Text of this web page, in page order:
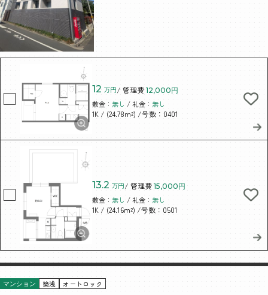
12 万円/ 管理費 12,000円
敷金： 無し / 礼金： 無し
1K / (24.78m²) /号数：0401
13.2 万円/ 管理費 15,000円
敷金： 無し / 礼金： 無し
1K / (24.16m²) /号数：0501
マンション 築浅 オートロック